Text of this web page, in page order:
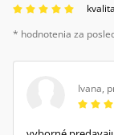
* hodnotenia za
Ivana,